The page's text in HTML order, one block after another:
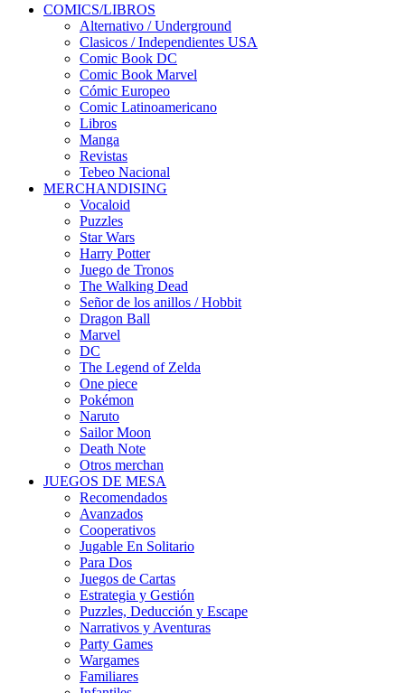
COMICS/LIBROS
Alternativo / Underground
Clasicos / Independientes USA
Comic Book DC
Comic Book Marvel
Cómic Europeo
Comic Latinoamericano
Libros
Manga
Revistas
Tebeo Nacional
MERCHANDISING
Vocaloid
Puzzles
Star Wars
Harry Potter
Juego de Tronos
The Walking Dead
Señor de los anillos / Hobbit
Dragon Ball
Marvel
DC
The Legend of Zelda
One piece
Pokémon
Naruto
Sailor Moon
Death Note
Otros merchan
JUEGOS DE MESA
Recomendados
Avanzados
Cooperativos
Jugable En Solitario
Para Dos
Juegos de Cartas
Estrategia y Gestión
Puzzles, Deducción y Escape
Narrativos y Aventuras
Party Games
Wargames
Familiares